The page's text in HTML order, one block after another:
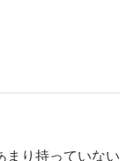
まり持っていない